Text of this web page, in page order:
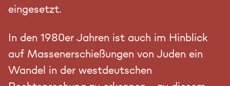
eingesetzt.
In den 1980er Jahren ist auch im Hinblick
auf Massenerschießungen von Juden ein
Wandel in der westdeutschen